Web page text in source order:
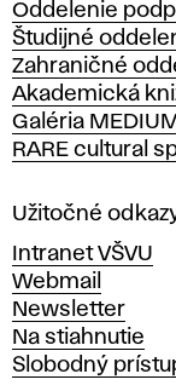
o
k
á
š
k
o
a
ý
t
v
a
r
Oddelenie
Študijné
Zahraničné
Akademická
Galéria MEDIUM
RARE cultural
Užitočné
Intranet VŠVU
Webmail
Newsletter
Na stiahnutie
Slobodný